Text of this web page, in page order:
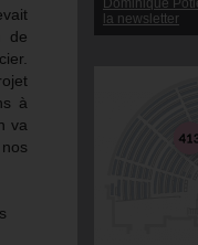
Dominique
la newsletter
de
à
va